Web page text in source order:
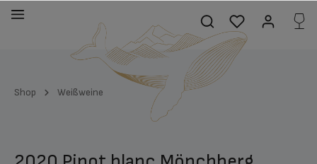
springen
Shop Weißweine